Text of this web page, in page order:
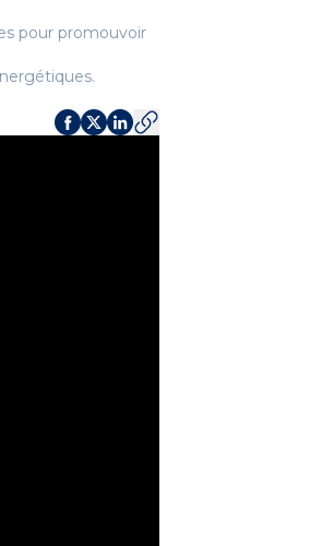
pour promouvoir